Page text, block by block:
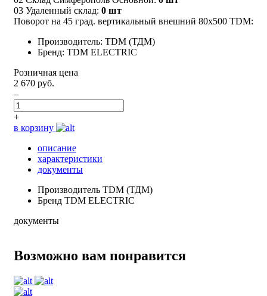
03 Удаленный склад: 0 шт
Поворот на 45 град. вертикальный внешний 80х500 TDM:
Производитель: TDM (ТДМ)
Бренд: TDM ELECTRIC
Розничная цена
2 670 руб.
–
+
в корзину
описание
характеристики
документы
Производитель TDM (ТДМ)
Бренд TDM ELECTRIC
документы
Возможно вам понравится